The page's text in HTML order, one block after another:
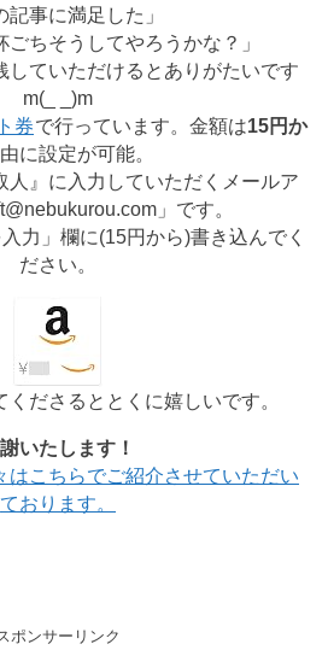
記事に満足した」
ごちそうしてやろうかな？」
していただけるとありがたいです
m(_ _)m
券で行っています。金額は15円か
に設定が可能。
人』に入力していただくメールア
」です。
力」欄に(15円から)書き込んでく
ださい。
くださるととくに嬉しいです。
いたします！
はこちらでご紹介させていただい
ております。
ポンサーリンク